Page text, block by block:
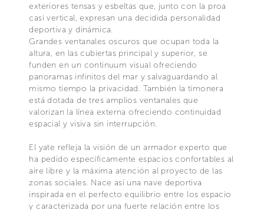
exteriores tensas y esbeltas que, junto con la proa
casi vertical, expresan una decidida personalidad
deportiva y dinámica.
Grandes ventanales oscuros que ocupan toda la
altura, en las cubiertas principal y superior, se
funden en un continuum visual ofreciendo
panoramas infinitos del mar y salvaguardando al
mismo tiempo la privacidad. También la timonera
está dotada de tres amplios ventanales que
valorizan la línea externa ofreciendo continuidad
espacial y visiva sin interrupción.
El yate refleja la visión de un armador experto que
ha pedido específicamente espacios confortables al
aire libre y la máxima atención al proyecto de las
zonas sociales. Nace así una nave deportiva
inspirada en el perfecto equilibrio entre los espacio
y caracterizada por una fuerte relación entre los